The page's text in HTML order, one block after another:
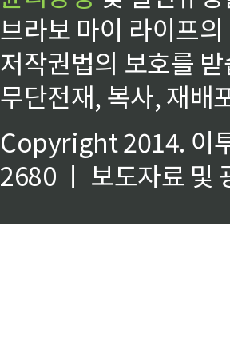
브라보 마이 라이프
저작권법의 보호를
무단전재, 복사, 재배
Copyright 2014. 이
2680 ㅣ 보도자료